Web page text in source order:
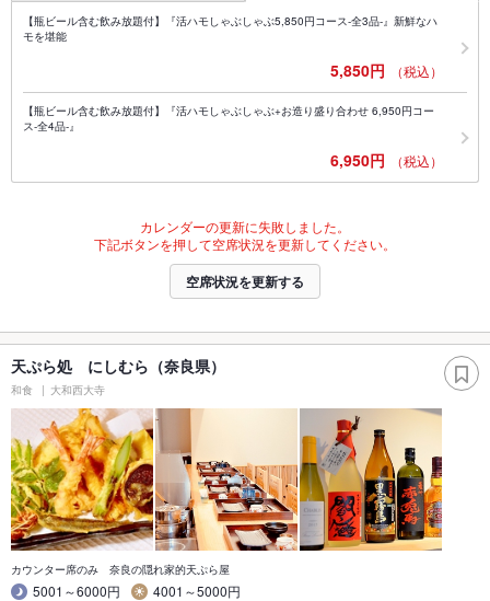
【瓶ビール含む飲み放題付】『活ハモしゃぶしゃぶ5,850円コース-全3品-』新鮮なハ
モを堪能
5,850円 （税込）
【瓶ビール含む飲み放題付】『活ハモしゃぶしゃぶ+お造り盛り合わせ 6,950円コー
ス-全4品-』
6,950円 （税込）
カレンダーの更新に失敗しました。
下記ボタンを押して空席状況を更新してください。
空席状況を更新する
天ぷら処 にしむら（奈良県）
和食 大和西大寺
カウンター席のみ 奈良の隠れ家的天ぷら屋
5001～6000円
4001～5000円